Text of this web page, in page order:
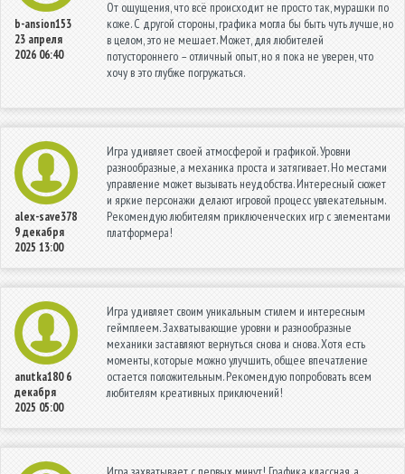
b-ansion153
23 апреля
2026 06:40
От ощущения, что всё происходит не просто так, мурашки по
коже. С другой стороны, графика могла бы быть чуть лучше, но
в целом, это не мешает. Может, для любителей
потустороннего – отличный опыт, но я пока не уверен, что
хочу в это глубже погружаться.
alex-save378
9 декабря
2025 13:00
Игра удивляет своей атмосферой и графикой. Уровни
разнообразные, а механика проста и затягивает. Но местами
управление может вызывать неудобства. Интересный сюжет
и яркие персонажи делают игровой процесс увлекательным.
Рекомендую любителям приключенческих игр с элементами
платформера!
anutka180 6
декабря
2025 05:00
Игра удивляет своим уникальным стилем и интересным
геймплеем. Захватывающие уровни и разнообразные
механики заставляют вернуться снова и снова. Хотя есть
моменты, которые можно улучшить, общее впечатление
остается положительным. Рекомендую попробовать всем
любителям креативных приключений!